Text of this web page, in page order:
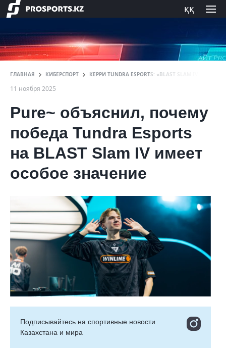
ққ
ГЛАВНАЯ КИБЕРСПОРТ КЕРРИ TUNDRA ESPORTS: «BLAST SLAM IV СТАЛ
11 ноября 2025
Pure~ объяснил, почему
победа Tundra Esports
на BLAST Slam IV имеет
особое значение
Подписывайтесь на cпортивные новости
Казахстана и мира